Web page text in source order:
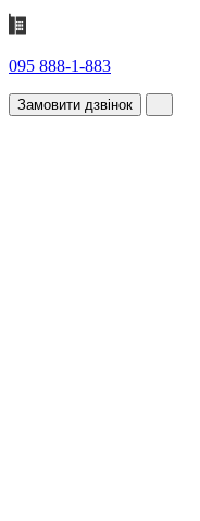
095 888-1-883
Замовити дзвінок